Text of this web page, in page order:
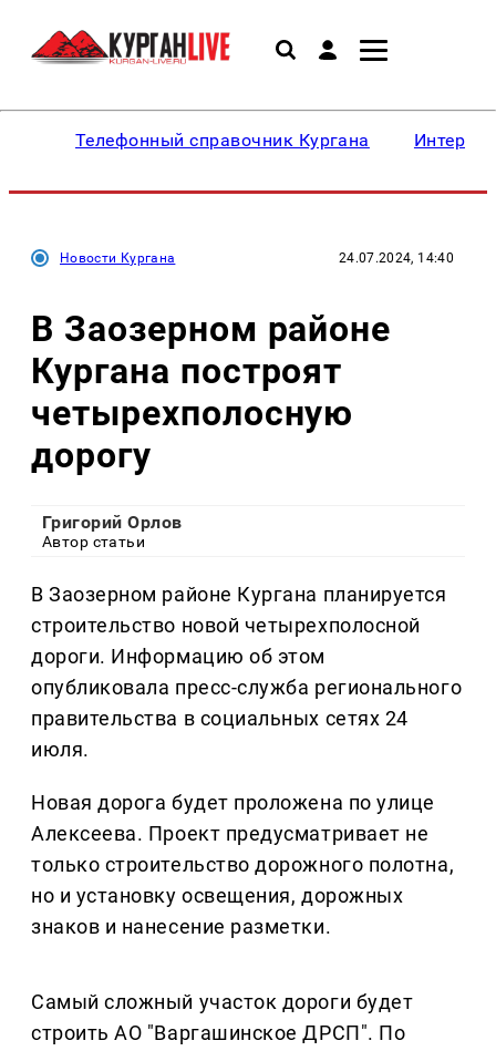
Телефонный справочник Кургана
Новости Кургана 24.07.2024, 14:40
В Заозерном районе
Кургана построят
четырехполосную
дорогу
Григорий Орлов
Автор статьи
В Заозерном районе Кургана планируется
строительство новой четырехполосной
дороги. Информацию об этом
опубликовала пресс-служба регионального
правительства в социальных сетях 24
июля.
Новая дорога будет проложена по улице
Алексеева. Проект предусматривает не
только строительство дорожного полотна,
но и установку освещения, дорожных
знаков и нанесение разметки.
Самый сложный участок дороги будет
строить АО "Варгашинское ДРСП". По